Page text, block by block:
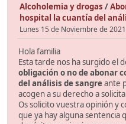
Alcoholemia y drogas /
hospital la cuantía del
Lunes 15 de Noviembre de
Hola familia
Esta tarde nos ha surgido el
obligación o no de abonar
del análisis de sangreante
acogen a su derecho a
Os solicito vuestra opinión y
que ya hay alguna sentencia